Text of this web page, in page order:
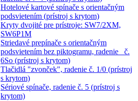
Hotelové kartové spínače s orientačným
podsvietením (prístroj s krytom)
Kryty dvojité pre prístroje: SW7/2XM,
SW6P1M
Striedavé prepínače s orientačným
podsvietením bez piktogramu, radenie č.
6So (prístroj s krytom)
Tlačidlá "zvonček", radenie č. 1/0 (prístroj
s krytom)
Sériové spínače, radenie č. 5 (prístroj s
krytom)